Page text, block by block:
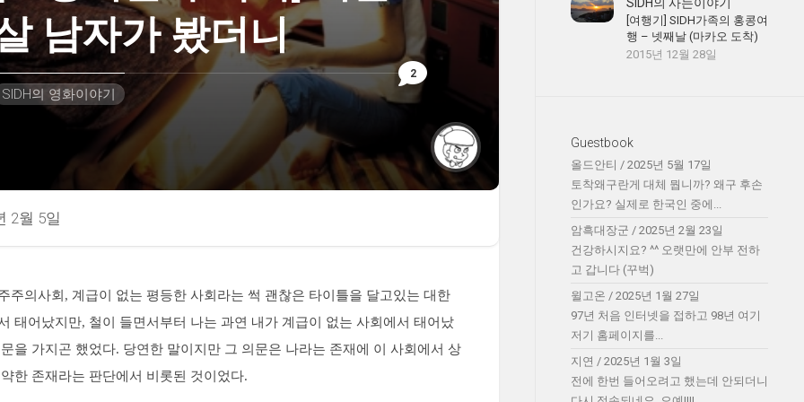
2
남자가 봤더니
SIDH의 영화이야기
2월 5일
주의사회, 계급이 없는 평등한 사회라는 썩 괜찮은 타이틀을 달고있는 대한
태어났지만, 철이 들면서부터 나는 과연 내가 계급이 없는 사회에서 태어났
을 가지곤 했었다. 당연한 말이지만 그 의문은 나라는 존재에 이 사회에서 상
한 존재라는 판단에서 비롯된 것이었다.
[여행기] SIDH가족의 홍콩여
행 – 넷째날 (마카오 도착)
2015년 12월 28일
Guestbook
올드안티 / 2025년 5월 17일
토착왜구란게 대체 뭡니까? 왜구 후손
인가요? 실제로 한국인 중에...
암흑대장군 / 2025년 2월 23일
건강하시지요? ^^ 오랫만에 안부 전하
고 갑니다 (꾸벅)
윌고온 / 2025년 1월 27일
97년 처음 인터넷을 접하고 98년 여기
저기 홈페이지를...
지연 / 2025년 1월 3일
전에 한번 들어오려고 했는데 안되더니